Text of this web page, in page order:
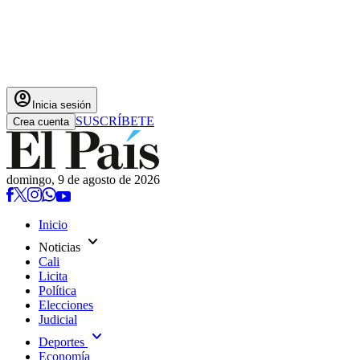
account_circle Inicia sesión
Crea cuenta SUSCRÍBETE
domingo, 9 de agosto de 2026
Inicio
Noticias expand_more
Cali
Licita
Política
Elecciones
Judicial
Deportes expand_more
Economía